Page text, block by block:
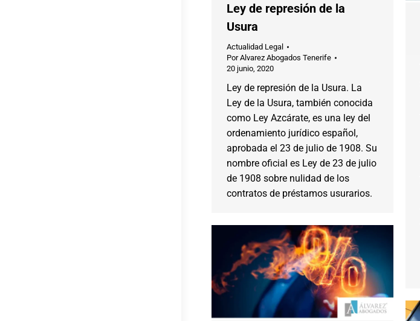
Ley de represión de la
Usura
Actualidad Legal
PorAlvarez Abogados Tenerife
20 junio, 2020
Ley de represión de la Usura. La
Ley de la Usura, también conocida
como Ley Azcárate, es una ley del
ordenamiento jurídico español,
aprobada el 23 de julio de 1908. Su
nombre oficial es Ley de 23 de julio
de 1908 sobre nulidad de los
contratos de préstamos usurarios.